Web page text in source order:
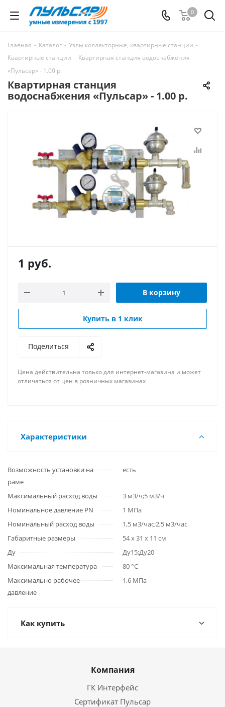
0
Главная - Каталог - Узлы коллекторные, квартирные станции -
Квартирные станции - Квартирная станция водоснабжения
«Пульсар» - 1.00 р.
Квартирная станция
водоснабжения «Пульсар» - 1.00 р.
1 руб.
В корзину
Купить в 1 клик
Поделиться
Цена действительна только для интернет-магазина и может
отличаться от цен в розничных магазинах
Характеристики
Возможность установки на
раме
есть
Максимальный расход воды
3 м3/ч;5 м3/ч
Номинальное давление PN
1 МПа
Номинальный расход воды
1,5 м3/час;2,5 м3/час
Габаритные размеры
54 х 31 х 11 см
Ду
Ду15;Ду20
Максимальная температура
80 °C
Максимально рабочее
давление
1,6 МПа
Как купить
Компания
ГК Интерфейс
Сертификат Пульсар